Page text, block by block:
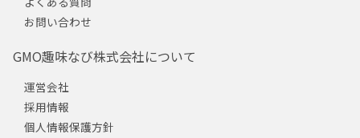
お問い合わせ
GMO趣味なび株式会社について
運営会社
採用情報
個人情報保護方針